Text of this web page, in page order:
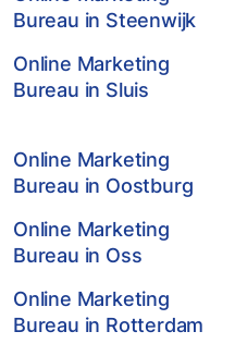
Bureau in Steenwijk
Online Marketing
Bureau in Sluis
Online Marketing
Bureau in Oostburg
Online Marketing
Bureau in Oss
Online Marketing
Bureau in Rotterdam